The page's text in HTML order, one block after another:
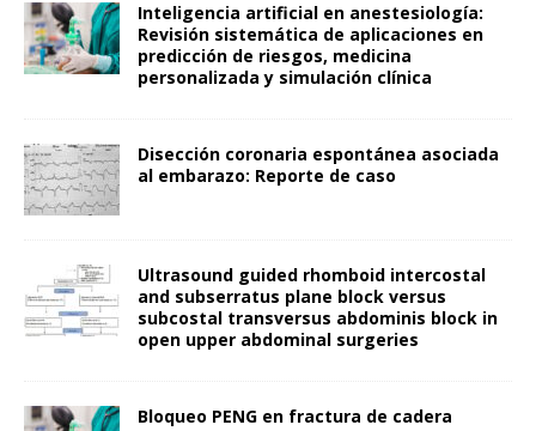
Inteligencia artificial en anestesiología:
Revisión sistemática de aplicaciones en
predicción de riesgos, medicina
personalizada y simulación clínica
Disección coronaria espontánea asociada
al embarazo: Reporte de caso
Ultrasound guided rhomboid intercostal
and subserratus plane block versus
subcostal transversus abdominis block in
open upper abdominal surgeries
Bloqueo PENG en fractura de cadera